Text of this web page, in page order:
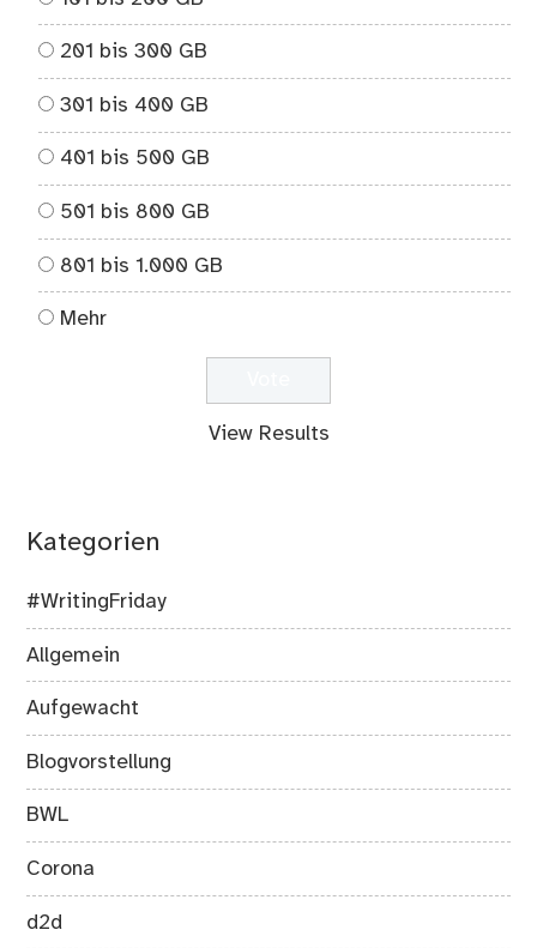
201 bis 300 GB
301 bis 400 GB
401 bis 500 GB
501 bis 800 GB
801 bis 1.000 GB
Mehr
View Results
Kategorien
#WritingFriday
Allgemein
Aufgewacht
Blogvorstellung
BWL
Corona
d2d